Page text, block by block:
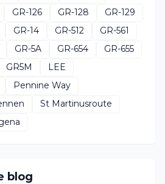
GR-126 GR-128
GR-129
GR-14 GR-512
GR-561
GR-5A GR-654
GR-655
GR5M
LEE
Pennine Way
St Martinusroute
blog